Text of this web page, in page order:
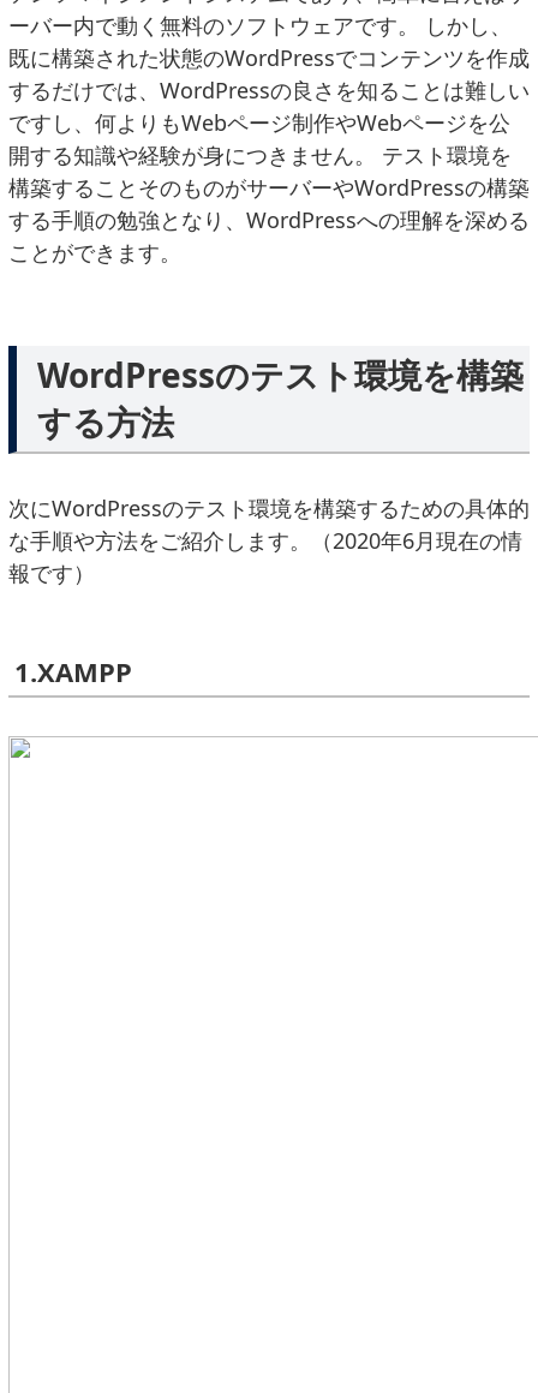
ーバー内で動く無料のソフトウェアです。 しかし、
既に構築された状態のWordPressでコンテンツを作成
するだけでは、WordPressの良さを知ることは難しい
ですし、何よりもWebページ制作やWebページを公
開する知識や経験が身につきません。 テスト環境を
構築することそのものがサーバーやWordPressの構築
する手順の勉強となり、WordPressへの理解を深める
ことができます。
WordPressのテスト環境を構築
する方法
次にWordPressのテスト環境を構築するための具体的
な手順や方法をご紹介します。（2020年6月現在の情
報です）
1.XAMPP